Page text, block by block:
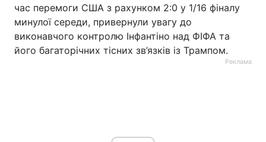
час перемоги США з рахунком 2:0 у 1/16 фіналу
минулої середи, привернули увагу до
виконавчого контролю Інфантіно над ФІФА та
його багаторічних тісних зв’язків із Трампом.
Реклама